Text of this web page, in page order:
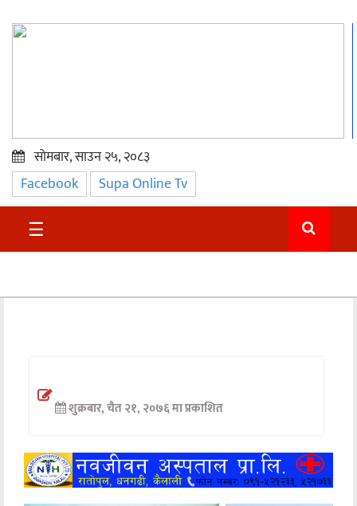
प्रमुख
समाचार
सुदुर
अन्तर्वार्ता
खेलकुद
मनोरञ्जन
सोमबार, साउन २५, २०८३
Facebook Supa Online Tv
☰
शुक्रबार, चैत २१, २०७६ मा प्रकाशित